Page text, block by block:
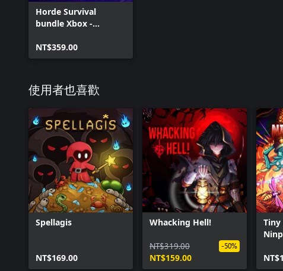
Horde Survival
bundle Xbox -
Godsvivors and
Farmer Survivors
NT$359.00
使用者也喜歡
Spellagis
NT$169.00
Whacking Hell!
NT$319.00
NT$159.00
-50%
Tiny